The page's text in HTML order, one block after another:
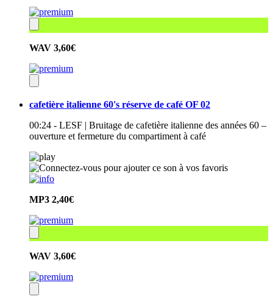
WAV 3,60€
cafetière italienne 60's réserve de café OF 02
00:24 - LESF | Bruitage de cafetière italienne des années 60 –
ouverture et fermeture du compartiment à café
MP3 2,40€
WAV 3,60€